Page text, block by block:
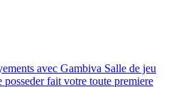
avec Gambiva Salle de jeu
posseder fait votre toute premiere